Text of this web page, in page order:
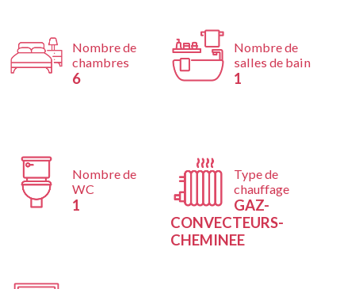
Nombre de
chambres
6
Nombre de
salles de bain
1
Nombre de
WC
1
Type de
chauffage
GAZ-
CONVECTEURS-
CHEMINEE